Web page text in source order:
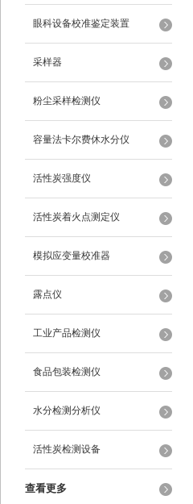
眼科设备校准鉴定装置
采样器
粉尘采样检测仪
容量法卡尔费休水分仪
活性炭强度仪
活性炭着火点测定仪
模拟应变量校准器
露点仪
工业产品检测仪
食品包装检测仪
水分检测分析仪
活性炭检测设备
查看更多